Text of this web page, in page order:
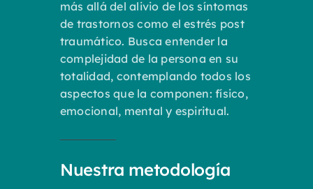
más allá del alivio de los síntomas
de trastornos como el estrés post
traumático. Busca entender la
complejidad de la persona en su
totalidad, contemplando todos los
aspectos que la componen: físico,
emocional, mental y espiritual.
Nuestra metodología